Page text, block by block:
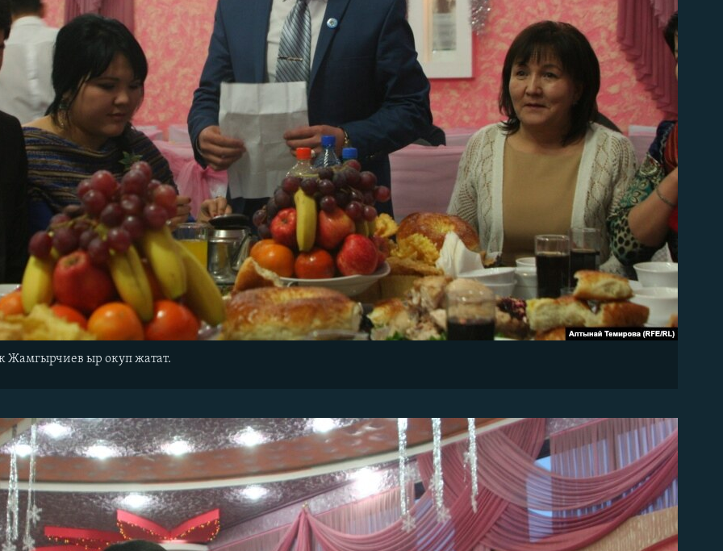
Жамгырчиев ыр окуп жатат.